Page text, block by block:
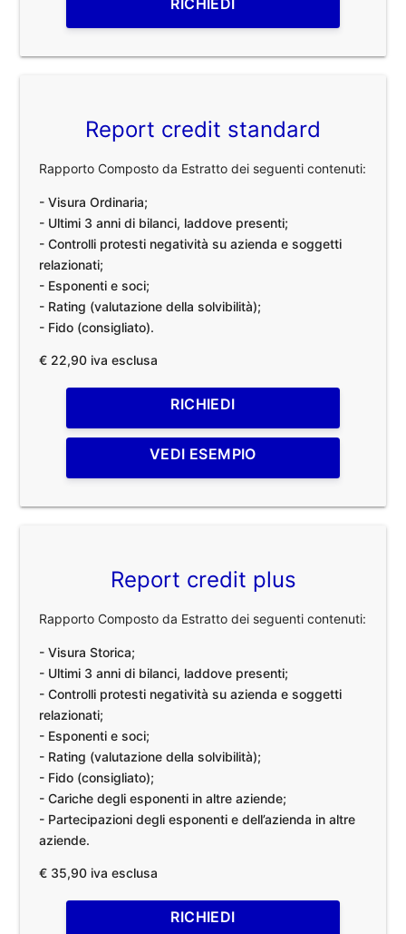
RICHIEDI
Report credit standard
Rapporto Composto da Estratto dei seguenti contenuti:
- Visura Ordinaria;
- Ultimi 3 anni di bilanci, laddove presenti;
- Controlli protesti negatività su azienda e soggetti
relazionati;
- Esponenti e soci;
- Rating (valutazione della solvibilità);
- Fido (consigliato).
€ 22,90 iva esclusa
RICHIEDI
VEDI ESEMPIO
Report credit plus
Rapporto Composto da Estratto dei seguenti contenuti:
- Visura Storica;
- Ultimi 3 anni di bilanci, laddove presenti;
- Controlli protesti negatività su azienda e soggetti
relazionati;
- Esponenti e soci;
- Rating (valutazione della solvibilità);
- Fido (consigliato);
- Cariche degli esponenti in altre aziende;
- Partecipazioni degli esponenti e dell’azienda in altre
aziende.
€ 35,90 iva esclusa
RICHIEDI